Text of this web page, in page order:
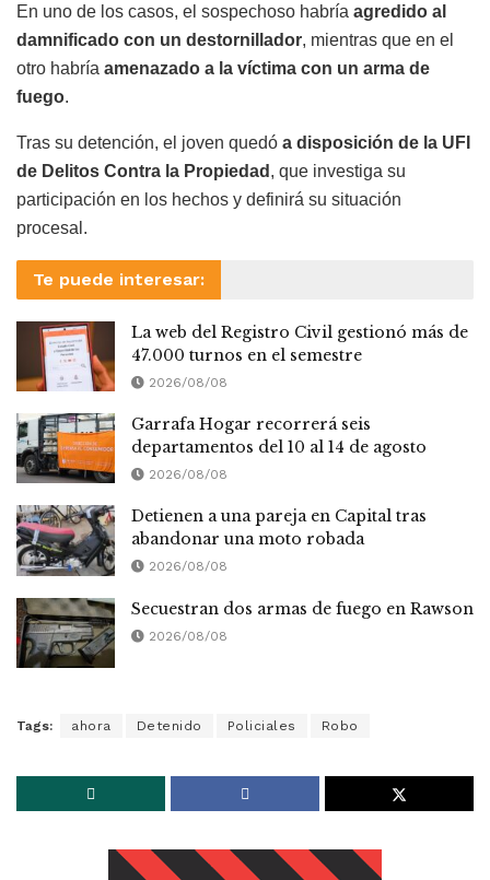
En uno de los casos, el sospechoso habría agredido al
damnificado con un destornillador, mientras que en el
otro habría amenazado a la víctima con un arma de
fuego.
Tras su detención, el joven quedó a disposición de la UFI
de Delitos Contra la Propiedad , que investiga su
participación en los hechos y definirá su situación
procesal.
Te puede interesar:
La web del Registro Civil gestionó más de
47.000 turnos en el semestre
2026/08/08
Garrafa Hogar recorrerá seis
departamentos del 10 al 14 de agosto
2026/08/08
Detienen a una pareja en Capital tras
abandonar una moto robada
2026/08/08
Secuestran dos armas de fuego en Rawson
2026/08/08
Tags: ahora Detenido Policiales Robo